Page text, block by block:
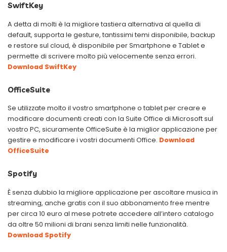
SwiftKey
A detta di molti è la migliore tastiera alternativa al quella di
default, supporta le gesture, tantissimi temi disponibile, backup
e restore sul cloud, è disponibile per Smartphone e Tablet e
permette di scrivere molto più velocemente senza errori.
Download SwiftKey
OfficeSuite
Se utilizzate molto il vostro smartphone o tablet per creare e
modificare documenti creati con la Suite Office di Microsoft sul
vostro PC, sicuramente OfficeSuite è la miglior applicazione per
gestire e modificare i vostri documenti Office. Download
OfficeSuite
Spotify
È senza dubbio la migliore applicazione per ascoltare musica in
streaming, anche gratis con il suo abbonamento free mentre
per circa 10 euro al mese potrete accedere all’intero catalogo
da oltre 50 milioni di brani senza limiti nelle funzionalità.
Download Spotify